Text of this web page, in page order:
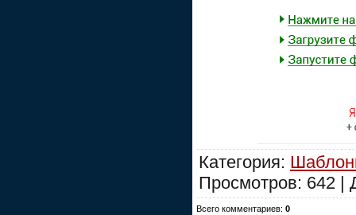
Категория:
Просмотров: 642 |
Всего комментариев: 0